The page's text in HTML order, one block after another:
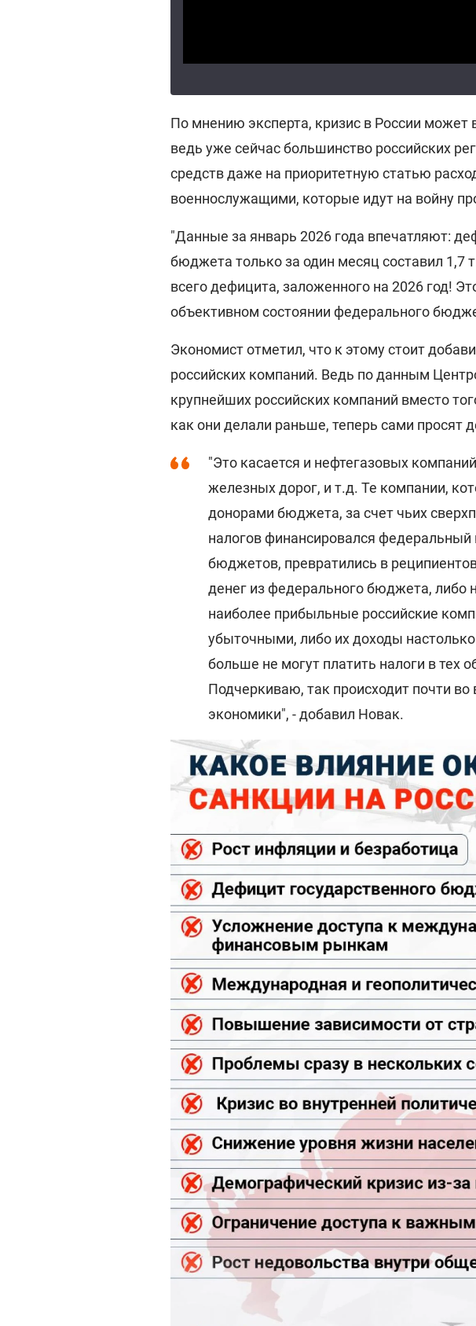
По мнению эксперта, кризис в России
ведь уже сейчас большинство российских
средств даже на приоритетную статью
военнослужащими, которые идут на войну
"Данные за январь 2026 года впечатляют:
бюджета только за один месяц составил 1,7
всего дефицита, заложенного на 2026 год!
объективном состоянии федерального
Экономист отметил, что к этому стоит
российских компаний. Ведь по данным
крупнейших российских компаний вместо
как они делали раньше, теперь сами просят
"Это касается и нефтегазовых
железных дорог, и т.д. Те компании,
донорами бюджета, за счет чьих
налогов финансировался
бюджетов, превратились в
денег из федерального бюджета, либо
наиболее прибыльные российские
убыточными, либо их доходы настолько
больше не могут платить налоги в тех
Подчеркиваю, так происходит почти во
экономики", - добавил Новак.